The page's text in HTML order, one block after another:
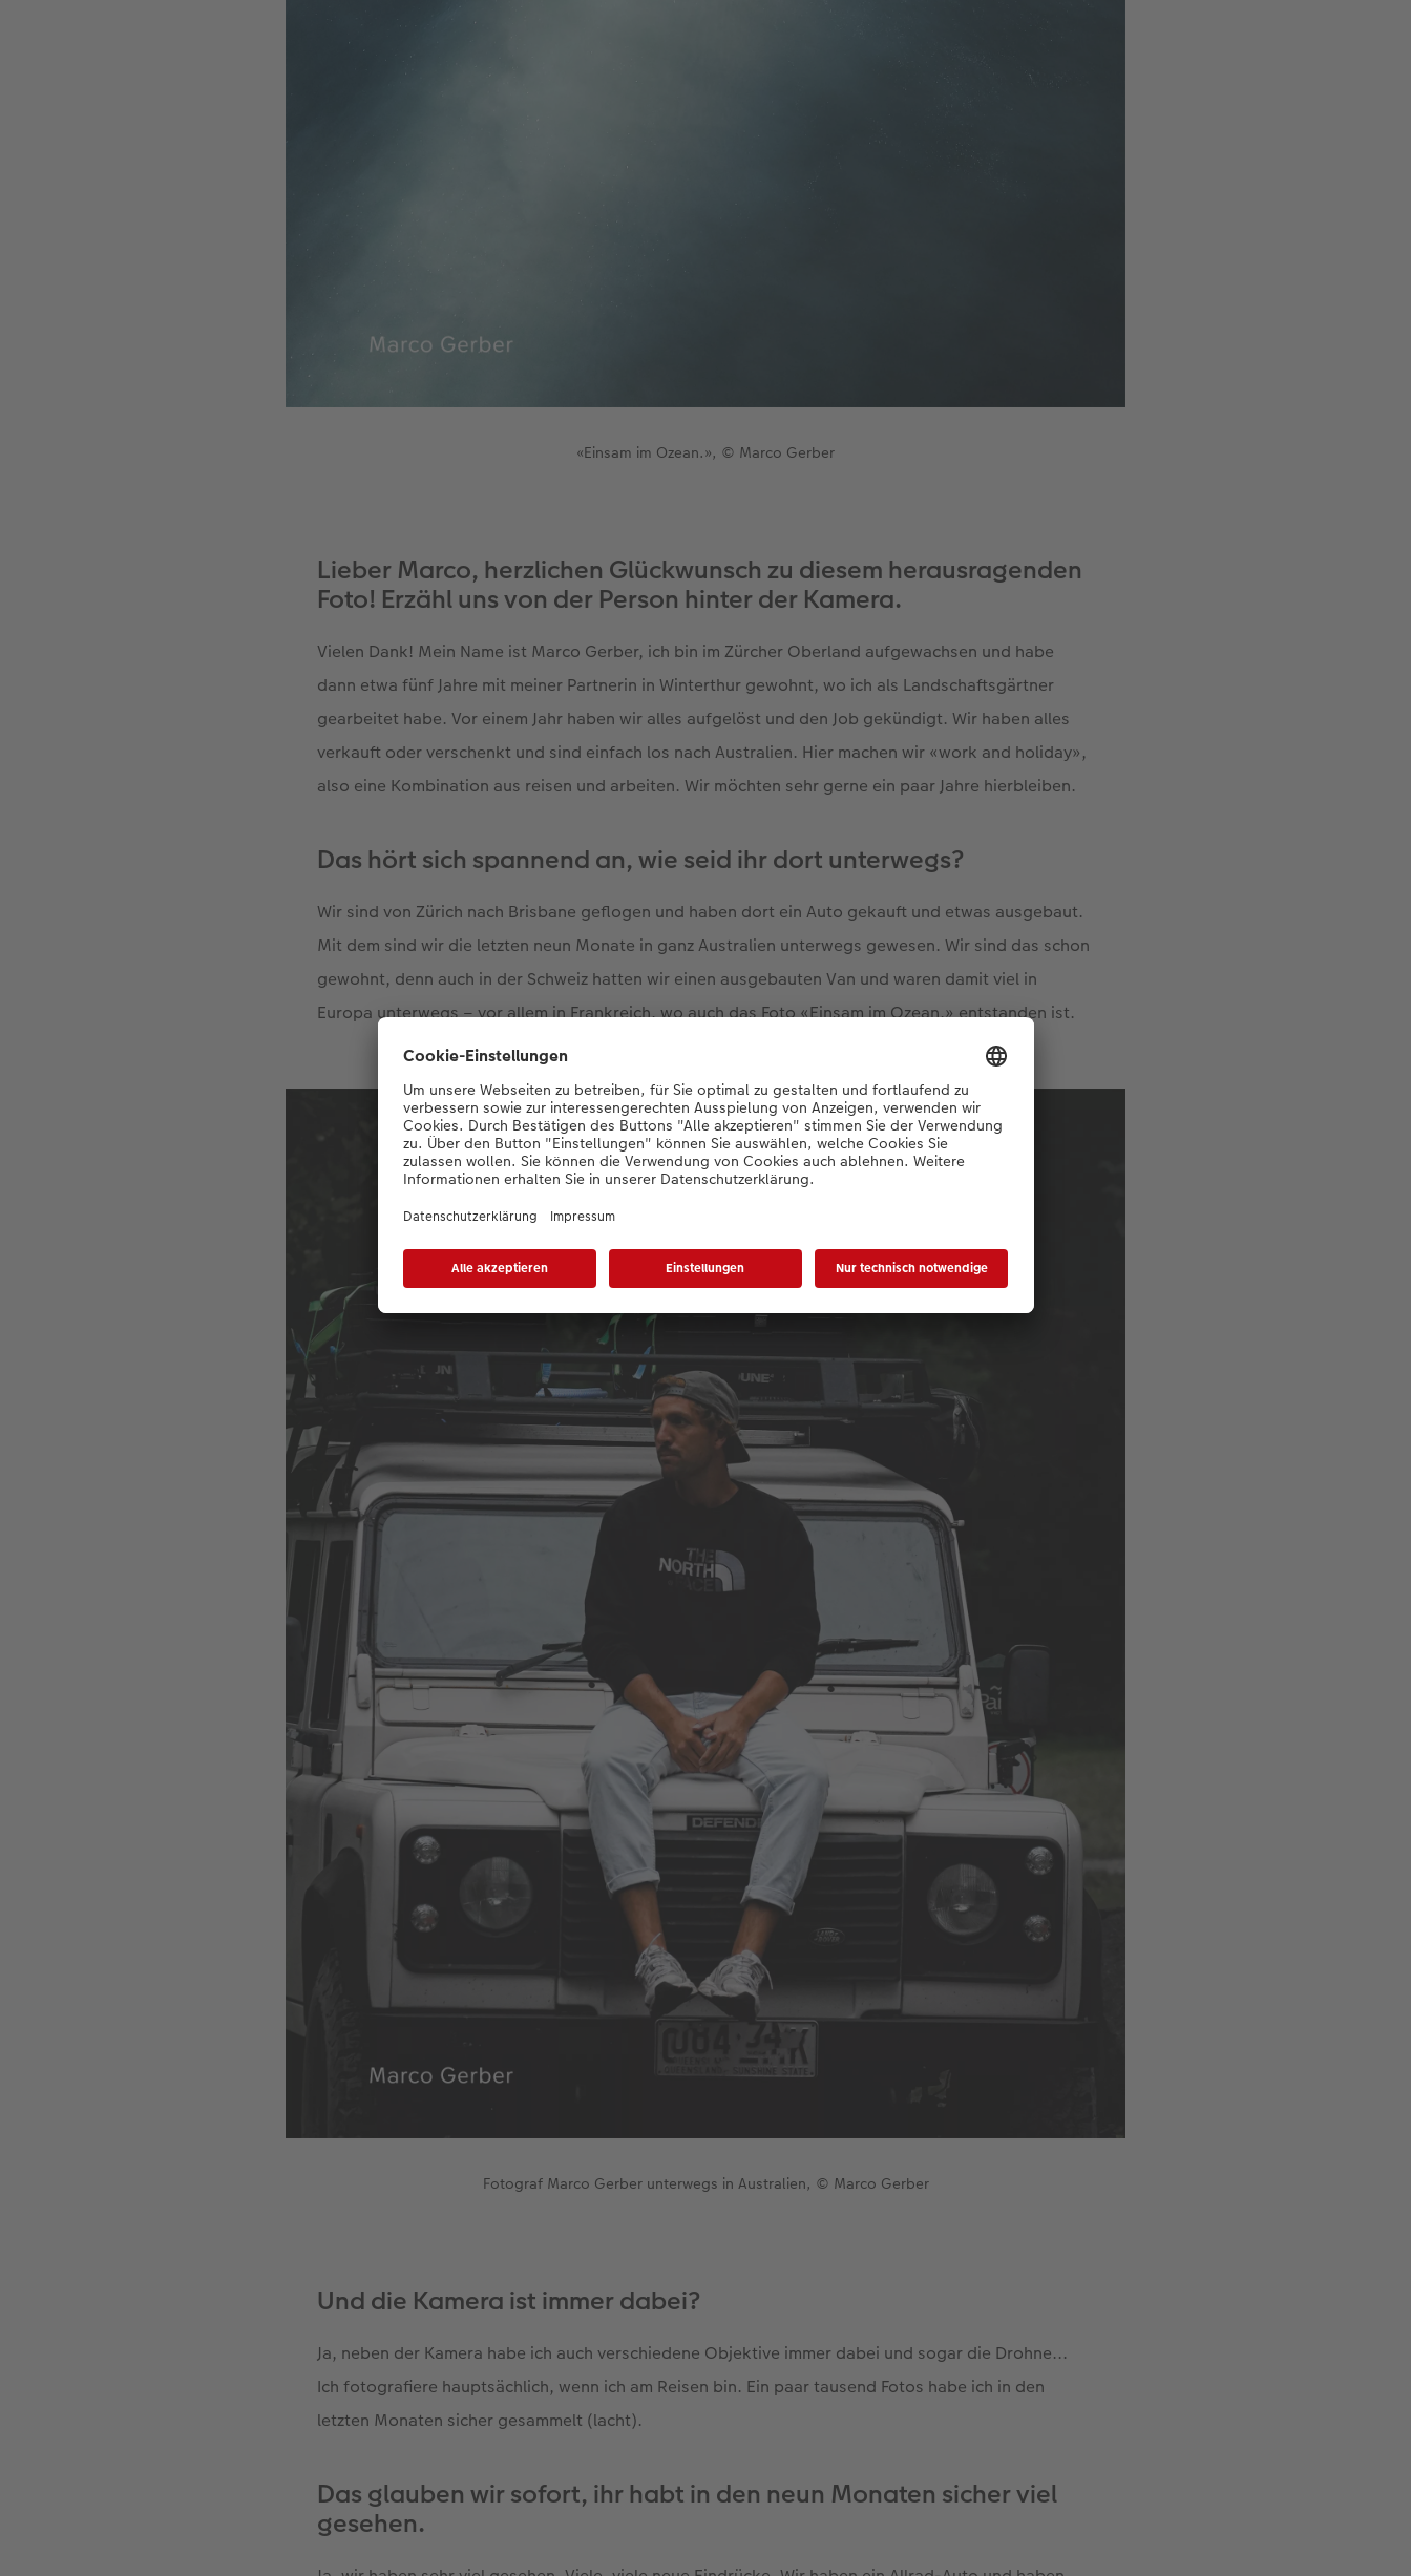
«Einsam im Ozean.», © Marco Gerber
Lieber Marco, herzlichen Glückwunsch zu diesem herausragenden
Foto! Erzähl uns von der Person hinter der Kamera.
Vielen Dank! Mein Name ist Marco Gerber, ich bin im Zürcher Oberland aufgewachsen und habe
dann etwa fünf Jahre mit meiner Partnerin in Winterthur gewohnt, wo ich als Landschaftsgärtner
gearbeitet habe. Vor einem Jahr haben wir alles aufgelöst und den Job gekündigt. Wir haben alles
verkauft oder verschenkt und sind einfach los nach Australien. Hier machen wir «work and holiday»,
also eine Kombination aus reisen und arbeiten. Wir möchten sehr gerne ein paar Jahre hierbleiben.
Das hört sich spannend an, wie seid ihr dort unterwegs?
Wir sind von Zürich nach Brisbane geflogen und haben dort ein Auto gekauft und etwas ausgebaut.
Mit dem sind wir die letzten neun Monate in ganz Australien unterwegs gewesen. Wir sind das schon
gewohnt, denn auch in der Schweiz hatten wir einen ausgebauten Van und waren damit viel in
Europa unterwegs – vor allem in Frankreich, wo auch das Foto «Einsam im Ozean.» entstanden ist.
Fotograf Marco Gerber unterwegs in Australien, © Marco Gerber
Und die Kamera ist immer dabei?
Ja, neben der Kamera habe ich auch verschiedene Objektive immer dabei und sogar die Drohne...
Ich fotografiere hauptsächlich, wenn ich am Reisen bin. Ein paar tausend Fotos habe ich in den
letzten Monaten sicher gesammelt (lacht).
Das glauben wir sofort, ihr habt in den neun Monaten sicher viel
gesehen.